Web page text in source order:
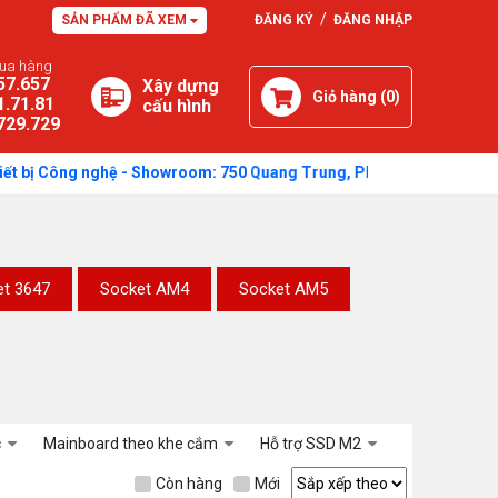
SẢN PHẨM ĐÃ XEM ĐĂNG KÝ / ĐĂNG NHẬP
hàng
Xây dựng
cấu hình
Giỏ hàng (0)
nghệ - Showroom: 750 Quang Trung, Phường Cẩm Thành,
3647 Socket AM4 Socket AM5
Mainboard theo khe cắm Hỗ trợ SSD M2
Còn hàng Mới